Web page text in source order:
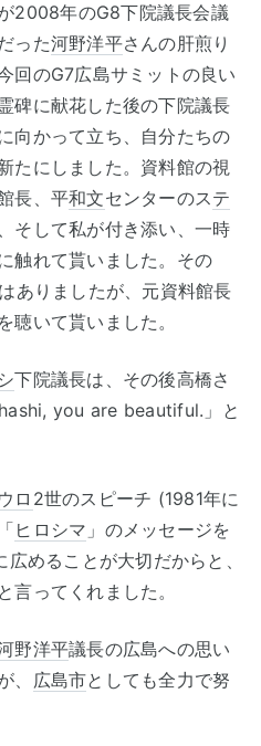
2008年のG8下院議長会議
った河野洋平さんの肝煎り
回のG7広島サミットの良い
碑に献花した後の下院議長
向かって立ち、自分たちの
たにしました。資料館の視
長、平和文センターのステ
そして私が付き添い、一時
触れて貰いました。その
ありましたが、元資料館長
聴いて貰いました。
下院議長は、その後高橋さ
you are beautiful. 」と
ロ 2世のスピーチ (1981年に
ヒロシマ 」のメッセージを
広めることが大切だからと、
言ってくれました。
野洋平議長の広島への思い
、 広島市としても全力で努